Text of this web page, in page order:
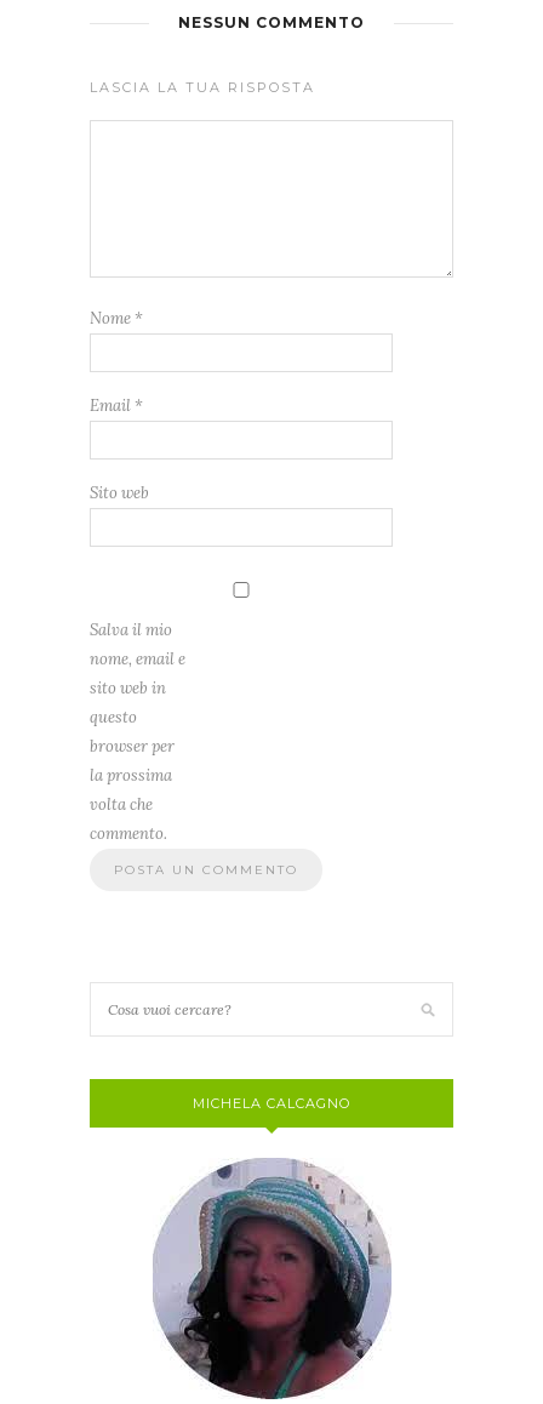
NESSUN COMMENTO
LASCIA LA TUA RISPOSTA
Nome *
Email *
Sito web
Salva il mio
nome, email e
sito web in
questo
browser per
la prossima
volta che
commento.
MICHELA CALCAGNO